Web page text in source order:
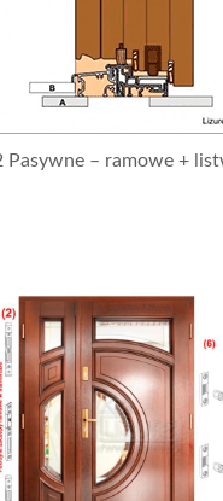
Pasywne – ramowe +